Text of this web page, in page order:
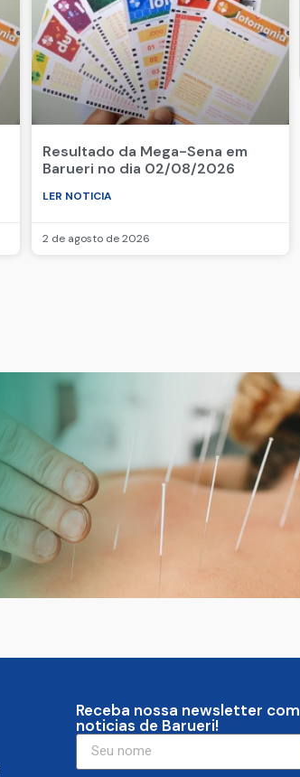
Resultado da Mega-Sena em
Barueri no dia 02/08/2026
LER NOTICIA
2 de agosto de 2026
Receba nossa newsletter com
noticias de Barueri!